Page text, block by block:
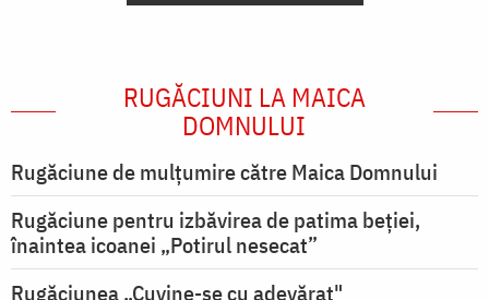
RUGĂCIUNI LA MAICA
DOMNULUI
Rugăciune de mulţumire către Maica Domnului
Rugăciune pentru izbăvirea de patima beției,
înaintea icoanei „Potirul nesecat”
Rugăciunea „Cuvine-se cu adevărat"